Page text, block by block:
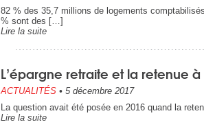
82 % des 35,7 millions de logements
% sont des […]
Lire la suite
L’épargne retraite et la retenue
ACTUALITÉS • 5 décembre 2017
La question avait été posée en 2016 quand la
Lire la suite